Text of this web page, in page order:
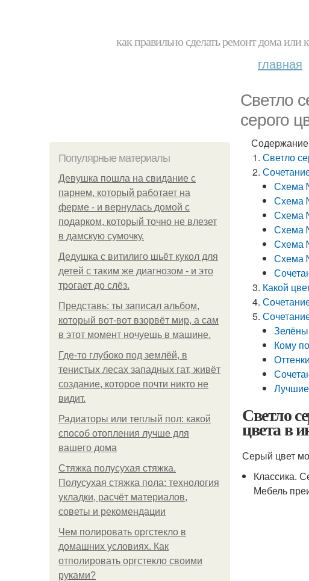
как правильно сделать ремонт дома
главная
Светло
серого
Популярные материалы
Девушка пошла на свидание с
парнем, который работает на
ферме - и вернулась домой с
подарком, который точно не влезет
в дамскую сумочку.
Дедушка с витилиго шьёт кукол для
детей с таким же диагнозом - и это
трогает до слёз.
Представь: ты записал альбом,
который вот-вот взорвёт мир, а сам
в этот момент ночуешь в машине.
Где-то глубоко под землёй, в
тенистых лесах западных гат, живёт
создание, которое почти никто не
видит.
Радиаторы или теплый пол: какой
способ отопления лучше для
вашего дома
Стяжка полусухая стяжка.
Полусухая стяжка пола: технология
укладки, расчёт материалов,
советы и рекомендации
Чем полировать оргстекло в
домашних условиях. Как
отполировать оргстекло своими
руками?
Содержание
Светло
Схема
Схема
Схема
Схема
Схема
Схема
Какой
Кому
Светло
цвета в
Серый цвет
Классика.
Мебель